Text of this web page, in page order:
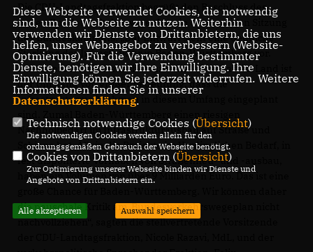
Die CDU-Landtagsfraktion begrüßt den Beschluss des
neuen Bundesverkehrswegeplans in der heutigen Sitzung
des Bundeskabinetts. „Der Entwurf sieht eine deutliche
Stärkung der Infrastruktur in Baden-Württemberg vor.
Besonders für die Menschen und die Wirtschaft im Land ist
der Umstand von großer Bedeutung, dass die
Infrastrukturmaßnahmen in diesem Umfang eingeplant
sind. Zumal Baden-Württemberg einen riesigen
Nachholbedarf im Infrastrukturausbau auf Straße und
Schiene hat. Allein die Projekte im Vordinglichen Bedarf, in
fest disponierte Vorhaben von Straßenneu- und -ausbau,
haben ein Volumen von über 9 Milliarden Euro. Das ist eine
die pauschale Kritik am Bundesverkehrswegeplan nicht
nachvollziehen“, sagten die stellvertretende Vorsitzende
Diese Webseite verwendet Cookies, die notwendig
sind, um die Webseite zu nutzen. Weiterhin
verwenden wir Dienste von Drittanbietern, die uns
helfen, unser Webangebot zu verbessern (Website-
Optmierung). Für die Verwendung bestimmter
Dienste, benötigen wir Ihre Einwilligung. Ihre
Einwilligung können Sie jederzeit widerrufen. Weitere
Informationen finden Sie in unserer
Datenschutzerklärung.
Technisch notwendige Cookies (Übersicht)
Die notwendigen Cookies werden allein für den
ordnungsgemäßen Gebrauch der Webseite benötigt.
Cookies von Drittanbietern (Übersicht)
Zur Optimierung unserer Webseite binden wir Dienste und
Angebote von Drittanbietern ein.
Alle akzeptieren Auswahl speichern